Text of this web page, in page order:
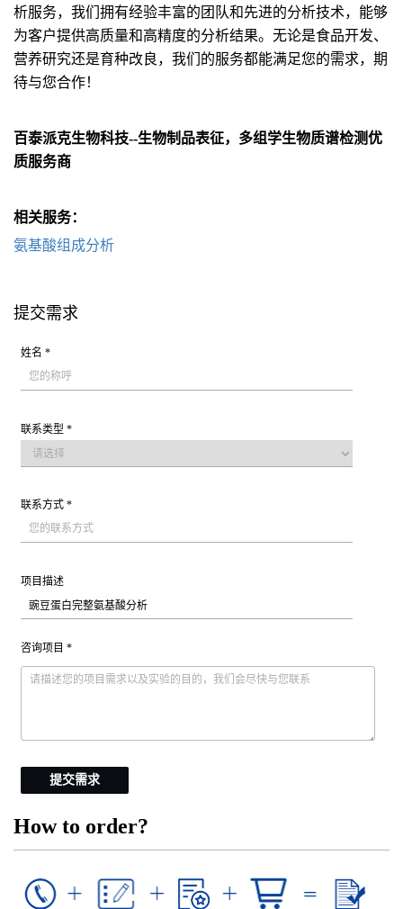
析服务，我们拥有经验丰富的团队和先进的分析技术，能够
为客户提供高质量和高精度的分析结果。无论是食品开发、
营养研究还是育种改良，我们的服务都能满足您的需求，期
待与您合作！
百泰派克生物科技--生物制品表征，多组学生物质谱检测优
质服务商
相关服务：
氨基酸组成分析
提交需求
姓名 *
联系类型 *
联系方式 *
项目描述
咨询项目 *
提交需求
How to order?